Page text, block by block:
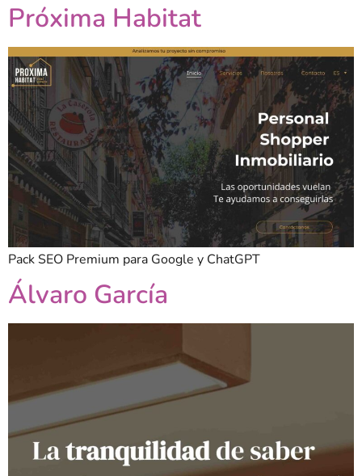
Próxima Habitat
Pack SEO Premium para Google y ChatGPT
Álvaro García